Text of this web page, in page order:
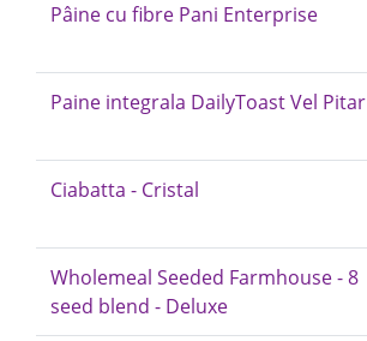
Pâine cu fibre Pani Enterprise
Paine integrala DailyToast Vel Pitar
Ciabatta - Cristal
Wholemeal Seeded Farmhouse - 8
seed blend - Deluxe